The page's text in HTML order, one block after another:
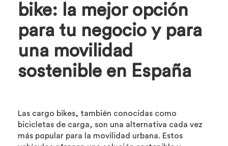
bike: la mejor opción
para tu negocio y para
una movilidad
sostenible en España
Las cargo bikes, también conocidas como
bicicletas de carga, son una alternativa cada vez
más popular para la movilidad urbana. Estos